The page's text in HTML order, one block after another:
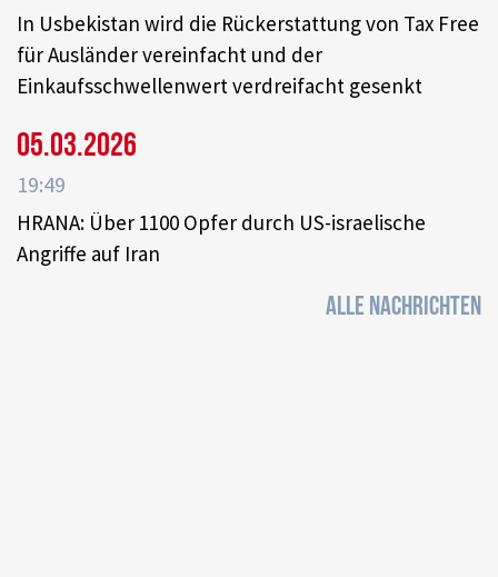
In Usbekistan wird die Rückerstattung von Tax Free
für Ausländer vereinfacht und der
Einkaufsschwellenwert verdreifacht gesenkt
05.03.2026
19:49
HRANA: Über 1100 Opfer durch US-israelische
Angriffe auf Iran
ALLE NACHRICHTEN